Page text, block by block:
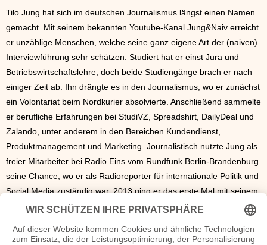
Tilo Jung hat sich im deutschen Journalismus längst einen Namen
gemacht. Mit seinem bekannten Youtube-Kanal Jung&Naiv erreicht
er unzählige Menschen, welche seine ganz eigene Art der (naiven)
Interviewführung sehr schätzen. Studiert hat er einst Jura und
Betriebswirtschaftslehre, doch beide Studiengänge brach er nach
einiger Zeit ab. Ihn drängte es in den Journalismus, wo er zunächst
ein Volontariat beim Nordkurier absolvierte. Anschließend sammelte
er berufliche Erfahrungen bei StudiVZ, Spreadshirt, DailyDeal und
Zalando, unter anderem in den Bereichen Kundendienst,
Produktmanagement und Marketing. Journalistisch nutzte Jung als
freier Mitarbeiter bei Radio Eins vom Rundfunk Berlin-Brandenburg
seine Chance, wo er als Radioreporter für internationale Politik und
Social Media zuständig war. 2013 ging er das erste Mal mit seinem
eigenen Format „Jung&Naiv“ online, seitdem hat seine Popularität
wieder seine Interviewpartner/innen aus der Reserve holt, hat sich